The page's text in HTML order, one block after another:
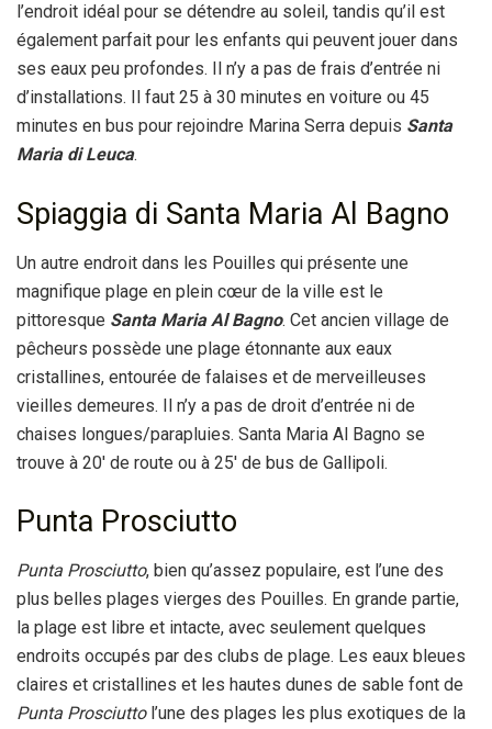
l’endroit idéal pour se détendre au soleil, tandis qu’il est
également parfait pour les enfants qui peuvent jouer dans
ses eaux peu profondes. Il n’y a pas de frais d’entrée ni
d’installations. Il faut 25 à 30 minutes en voiture ou 45
minutes en bus pour rejoindre Marina Serra depuis Santa
Maria di Leuca.
Spiaggia di Santa Maria Al Bagno
Un autre endroit dans les Pouilles qui présente une
magnifique plage en plein cœur de la ville est le
pittoresque Santa Maria Al Bagno. Cet ancien village de
pêcheurs possède une plage étonnante aux eaux
cristallines, entourée de falaises et de merveilleuses
vieilles demeures. Il n’y a pas de droit d’entrée ni de
chaises longues/parapluies. Santa Maria Al Bagno se
trouve à 20′ de route ou à 25′ de bus de Gallipoli.
Punta Prosciutto
Punta Prosciutto, bien qu’assez populaire, est l’une des
plus belles plages vierges des Pouilles. En grande partie,
la plage est libre et intacte, avec seulement quelques
endroits occupés par des clubs de plage. Les eaux bleues
claires et cristallines et les hautes dunes de sable font de
Punta Prosciutto l’une des plages les plus exotiques de la